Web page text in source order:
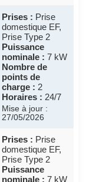
Prises : Prise
domestique EF,
Prise Type 2
Puissance
nominale : 7 kW
Nombre de
points de
charge : 2
Horaires : 24/7
Mise à jour :
27/05/2026
Prises : Prise
domestique EF,
Prise Type 2
Puissance
nominale : 7 kW